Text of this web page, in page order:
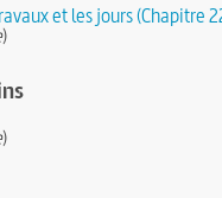
et les jours (Chapitre
)
)